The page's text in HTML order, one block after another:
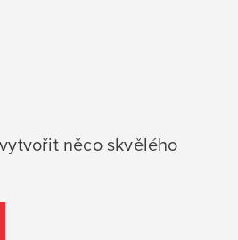
něco skvělého